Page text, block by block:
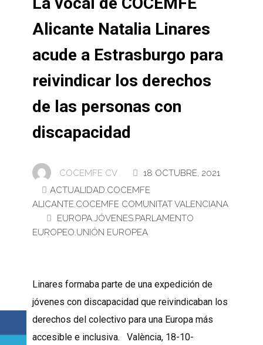
Alicante Natalia Linares
acude a Estrasburgo para
reivindicar los derechos
de las personas con
discapacidad
COCEMFE CV .
18 OCTUBRE, 2021
ACTUALIDAD,COCEMFE
ALICANTE,COCEMFE COMUNITAT VALENCIANA
EUROPA,JÓVENES,PARLAMENTO
EUROPEO,UNIÓN EUROPEA
Linares formaba parte de una expedición de
jóvenes con discapacidad que reivindicaban los
derechos del colectivo para una Europa más
accesible e inclusiva. València, 18-10-